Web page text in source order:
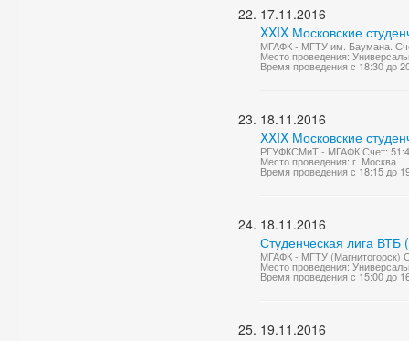
17.11.2016
XXIX Московские
МГАФК - МГТУ им. Баумана.
Место проведения:
Время проведения с 18:30 до
18.11.2016
XXIX Московские
РГУФКСМиТ - МГАФК Счет:
Место проведения: г. Москва
Время проведения с 18:15 до
18.11.2016
Студенческая лига ВТБ
МГАФК - МГТУ (Магнитогорск)
Место проведения:
Время проведения с 15:00 до
19.11.2016